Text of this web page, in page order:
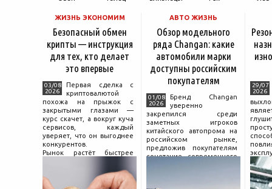
ЖИЗНЬ ЭКОНОМИМ
Безопасный обмен
крипты — инструкция
для тех, кто делает
это впервые
03/08
2026
Первая сделка с
криптовалютой
похожа на прыжок с
закрытыми глазами —
курс скачет, а вокруг куча
сервисов, каждый
уверяет, что он выгоднее
конкурентов.
Рынок растёт быстрее
поведения на нём.
Петербургские
криптообменники,
АВТО ЖИЗНЬ
Обзор модельного
ряда Changan: какие
автомобили марки
доступны российским
покупателям
01/08
2026
Бренд Changan
уверенно
закрепился среди
заметных игроков
китайского автопрома на
российском рынке,
предложив покупателям
сочетание современного
29/07
2026
и